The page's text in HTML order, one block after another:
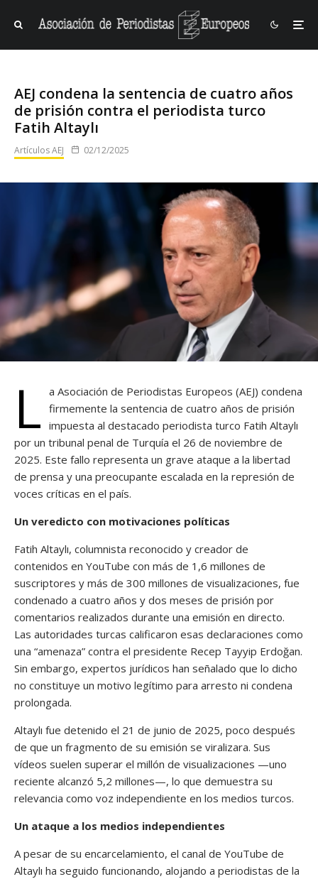
AEJ condena la sentencia de cuatro años
de prisión contra el periodista turco
Fatih Altaylı
Artículos AEJ 02/12/2025
L a Asociación de Periodistas Europeos (AEJ) condena
firmemente la sentencia de cuatro años de prisión
impuesta al destacado periodista turco Fatih Altaylı
por un tribunal penal de Turquía el 26 de noviembre de
2025. Este fallo representa un grave ataque a la libertad
de prensa y una preocupante escalada en la represión de
voces críticas en el país.
Un veredicto con motivaciones políticas
Fatih Altaylı, columnista reconocido y creador de
contenidos en YouTube con más de 1,6 millones de
suscriptores y más de 300 millones de visualizaciones, fue
condenado a cuatro años y dos meses de prisión por
comentarios realizados durante una emisión en directo.
Las autoridades turcas calificaron esas declaraciones como
una “amenaza” contra el presidente Recep Tayyip Erdoğan.
Sin embargo, expertos jurídicos han señalado que lo dicho
no constituye un motivo legítimo para arresto ni condena
prolongada.
Altaylı fue detenido el 21 de junio de 2025, poco después
de que un fragmento de su emisión se viralizara. Sus
vídeos suelen superar el millón de visualizaciones —uno
reciente alcanzó 5,2 millones—, lo que demuestra su
relevancia como voz independiente en los medios turcos.
Un ataque a los medios independientes
A pesar de su encarcelamiento, el canal de YouTube de
Altaylı ha seguido funcionando, alojando a periodistas de la